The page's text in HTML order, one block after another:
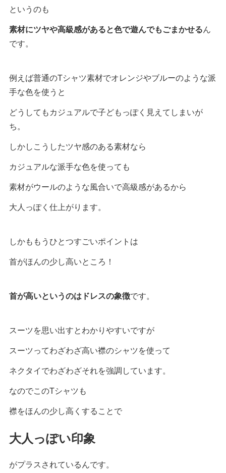
というのも
素材にツヤや高級感があると色で遊んでもごまかせるん
です。
例えば普通のTシャツ素材でオレンジやブルーのような派
手な色を使うと
どうしてもカジュアルで子どもっぽく見えてしまいが
ち。
しかしこうしたツヤ感のある素材なら
カジュアルな派手な色を使っても
素材がウールのような風合いで高級感があるから
大人っぽく仕上がります。
しかももうひとつすごいポイントは
首がほんの少し高いところ！
首が高いというのはドレスの象徴です。
スーツを思い出すとわかりやすいですが
スーツってわざわざ高い襟のシャツを使って
ネクタイでわざわざそれを強調しています。
なのでこのTシャツも
襟をほんの少し高くすることで
大人っぽい印象
がプラスされているんです。